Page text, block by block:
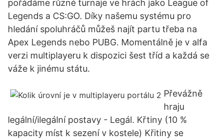
pořádáme různé turnaje ve hrách jako League of
Legends a CS:GO. Díky našemu systému pro
hledání spoluhráčů můžeš najít partu třeba na
Apex Legends nebo PUBG. Momentálně je v alfa
verzi multiplayeru k dispozici šest tříd a každá se
váže k jinému státu.
Převážně
hraju
legální/ilegální postavy - Legál. Křtiny (10 %
kapacity míst k sezení v kostele) Křitiny se